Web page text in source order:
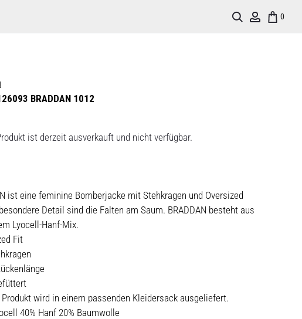
0
Account
Search
BRADDAN 1012
ist derzeit ausverkauft und nicht verfügbar.
ist eine feminine Bomberjacke mit Stehkragen und Oversized
Detail sind die Falten am Saum. BRADDAN besteht aus
Lyocell-Hanf-Mix.
Fit
wird in einem passenden Kleidersack ausgeliefert.
40% Hanf 20% Baumwolle